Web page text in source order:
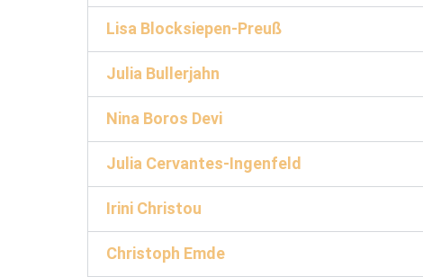
Lisa Blocksiepen-Preuß
Julia Bullerjahn
Nina Boros Devi
Julia Cervantes-Ingenfeld
Irini Christou
Christoph Emde